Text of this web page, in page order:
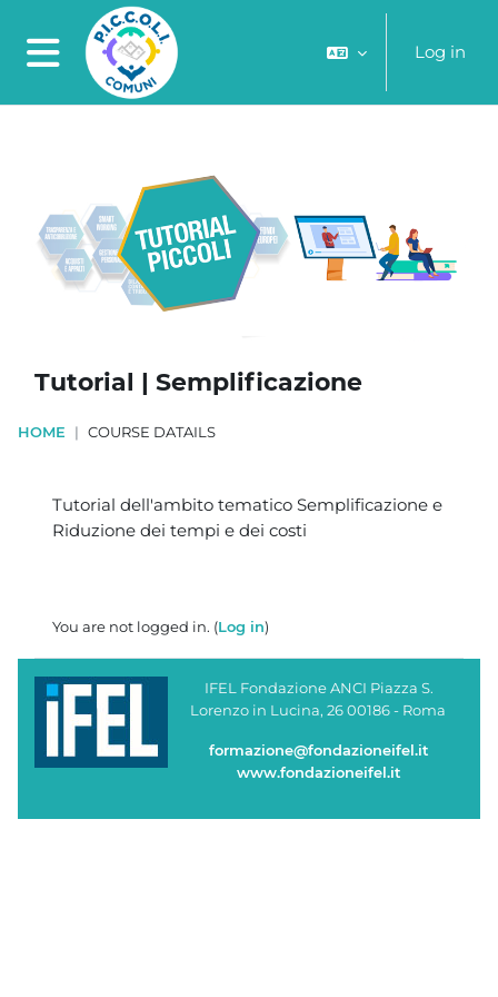
Skip to main content
Side panel
Log in
Tutorial | Semplificazione
HOME COURSE DATAILS
Blocks
Tutorial dell'ambito tematico Semplificazione e
Riduzione dei tempi e dei costi
You are not logged in. (Log in)
IFEL Fondazione ANCI Piazza S.
Lorenzo in Lucina, 26 00186 - Roma
formazione@fondazioneifel.it
www.fondazioneifel.it